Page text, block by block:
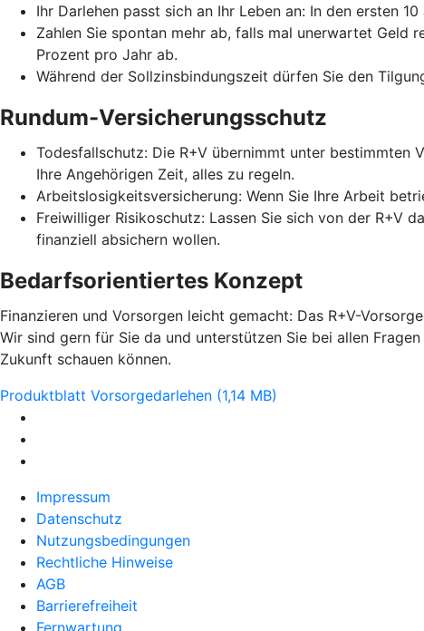
Ihr Darlehen passt sich an Ihr Leben an: In den ersten
Zahlen Sie spontan mehr ab, falls mal unerwartet Geld
Prozent pro Jahr ab.
Während der Sollzinsbindungszeit dürfen Sie den
Rundum-Versicherungsschutz
Todesfallschutz: Die R+V übernimmt unter bestimmten
Ihre Angehörigen Zeit, alles zu regeln.
Arbeitslosigkeitsversicherung: Wenn Sie Ihre Arbeit
Freiwilliger Risikoschutz: Lassen Sie sich von der R+V
finanziell absichern wollen.
Bedarfsorientiertes Konzept
Finanzieren und Vorsorgen leicht gemacht: Das R+V-
Wir sind gern für Sie da und unterstützen Sie bei allen
Zukunft schauen können.
Produktblatt Vorsorgedarlehen (1,14 MB)
Impressum
Datenschutz
Nutzungsbedingungen
Rechtliche Hinweise
AGB
Barrierefreiheit
Fernwartung